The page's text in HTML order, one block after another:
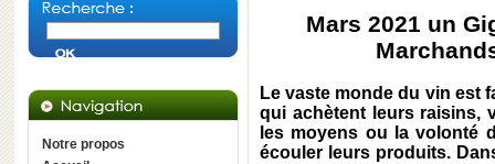
Notre propos
Mars 2021 un
Le vaste monde du vin est
qui achètent leurs raisins,
les moyens ou la volonté
écouler leurs produits.